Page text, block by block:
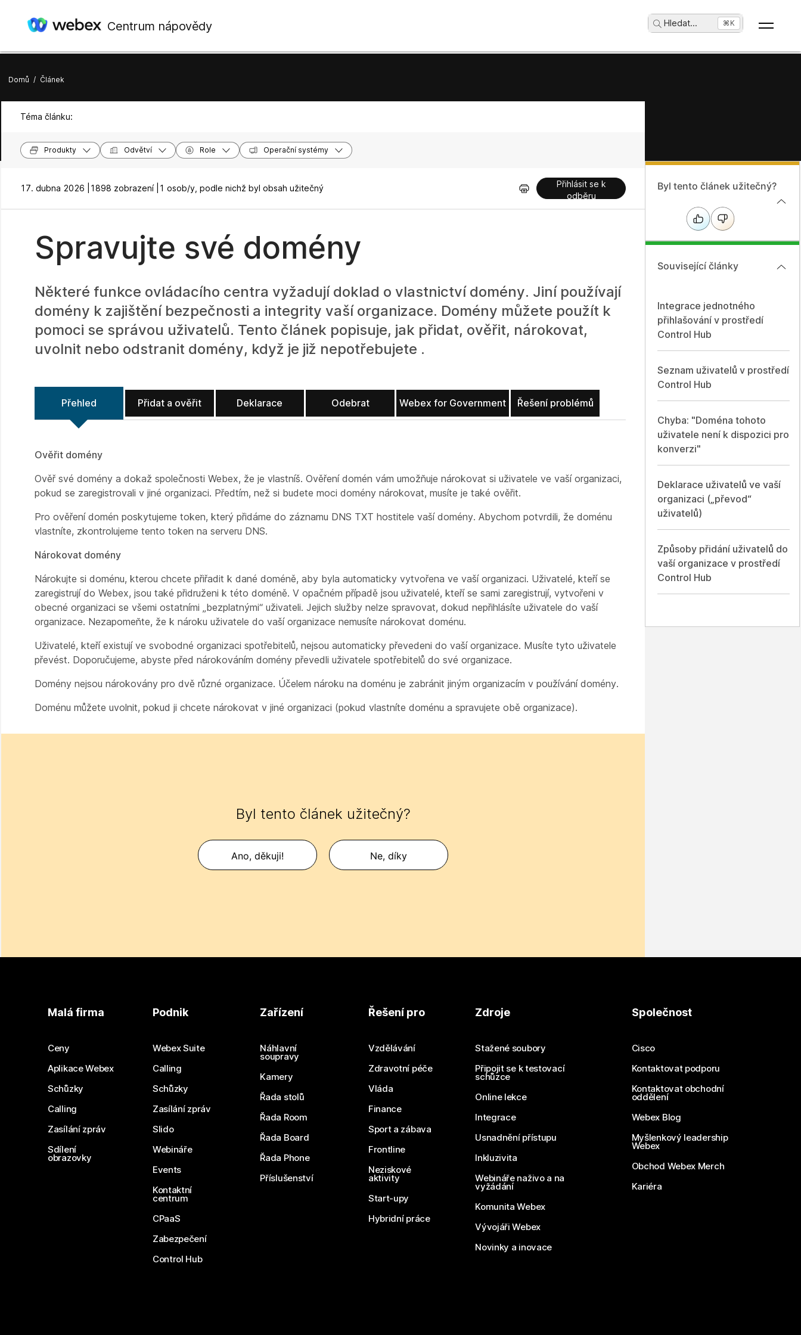
Centrum nápovědy Hledat... ⌘K
Domů / Článek
Téma článku:
Produkty Odvětví Role Operační systémy
17. dubna 2026 | 1898 zobrazení | 1 osob/y, podle nichž byl obsah užitečný
Přihlásit se k
odběru
Spravujte své domény
Některé funkce ovládacího centra vyžadují doklad o vlastnictví domény. Jiní používají
domény k zajištění bezpečnosti a integrity vaší organizace. Domény můžete použít k
pomoci se správou uživatelů. Tento článek popisuje, jak přidat, ověřit, nárokovat,
uvolnit nebo odstranit domény, když je již nepotřebujete .
Přehled Přidat a ověřit Deklarace Odebrat Webex for Government Řešení problémů
Ověřit domény
Ověř své domény a dokaž společnosti Webex, že je vlastníš. Ověření domén vám umožňuje nárokovat si uživatele ve vaší organizaci,
pokud se zaregistrovali v jiné organizaci. Předtím, než si budete moci domény nárokovat, musíte je také ověřit.
Pro ověření domén poskytujeme token, který přidáme do záznamu DNS TXT hostitele vaší domény. Abychom potvrdili, že doménu
vlastníte, zkontrolujeme tento token na serveru DNS.
Nárokovat domény
Nárokujte si doménu, kterou chcete přiřadit k dané doméně, aby byla automaticky vytvořena ve vaší organizaci. Uživatelé, kteří se
zaregistrují do Webex, jsou také přidruženi k této doméně. V opačném případě jsou uživatelé, kteří se sami zaregistrují, vytvořeni v
obecné organizaci se všemi ostatními „bezplatnými“ uživateli. Jejich služby nelze spravovat, dokud nepřihlásíte uživatele do vaší
organizace. Nezapomeňte, že k nároku uživatele do vaší organizace nemusíte nárokovat doménu.
Uživatelé, kteří existují ve svobodné organizaci spotřebitelů, nejsou automaticky převedeni do vaší organizace. Musíte tyto uživatele
převést. Doporučujeme, abyste před nárokováním domény převedli uživatele spotřebitelů do své organizace.
Domény nejsou nárokovány pro dvě různé organizace. Účelem nároku na doménu je zabránit jiným organizacím v používání domény.
Doménu můžete uvolnit, pokud ji chcete nárokovat v jiné organizaci (pokud vlastníte doménu a spravujete obě organizace).
Byl tento článek užitečný?
Ano, děkuji! Ne, díky
Byl tento článek užitečný?
Související články
Integrace jednotného
přihlašování v prostředí
Control Hub
Seznam uživatelů v prostředí
Control Hub
Chyba: "Doména tohoto
uživatele není k dispozici pro
konverzi"
Deklarace uživatelů ve vaší
organizaci („převod“
uživatelů)
Způsoby přidání uživatelů do
vaší organizace v prostředí
Control Hub
Malá firma
Ceny
Aplikace Webex
Schůzky
Calling
Zasílání zpráv
Sdílení
obrazovky
Podnik
Webex Suite
Calling
Schůzky
Zasílání zpráv
Slido
Webináře
Events
Kontaktní
centrum
CPaaS
Zabezpečení
Control Hub
Zařízení
Náhlavní
soupravy
Kamery
Řada stolů
Řada Room
Řada Board
Řada Phone
Příslušenství
Řešení pro
Vzdělávání
Zdravotní péče
Vláda
Finance
Sport a zábava
Frontline
Neziskové
aktivity
Start-upy
Hybridní práce
Zdroje
Stažené soubory
Připojit se k testovací
schůzce
Online lekce
Integrace
Usnadnění přístupu
Inkluzivita
Webináře naživo a na
vyžádání
Komunita Webex
Vývojáři Webex
Novinky a inovace
Společnost
Cisco
Kontaktovat podporu
Kontaktovat obchodní
oddělení
Webex Blog
Myšlenkový leadership
Webex
Obchod Webex Merch
Kariéra